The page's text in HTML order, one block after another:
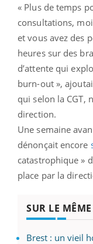
« Plus de temps
consultations,
et vous avez des
heures sur des
d’attente qui
burn-out »,
qui selon la CGT,
direction.
Une semaine
dénonçait encore
catastrophique »
place par la
SUR LE
Brest : un vieil